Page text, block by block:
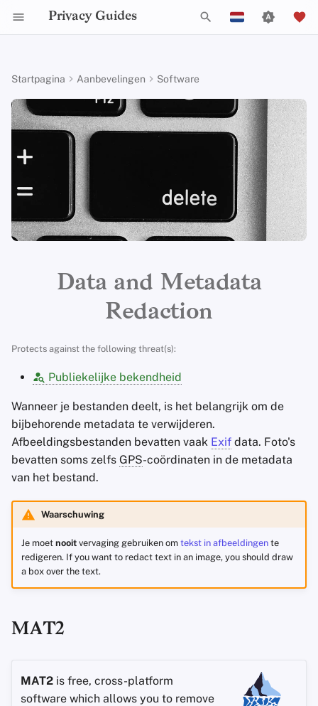
Privacy Guides
o
e
k
n
l
s
e
r
e
Español
Français
עִברִית
Nederlands
中文 (繁體)
中文 (繁體，台灣)
Waarom privacy
belangrijk is
Dreigingsmodellering
Veel voorkomende
bedreigingen
Veel voorkomende
Account Creation
Accountverwijdering
Technologie Essenties
Introduction to
Passwords
Multifactor-
Choosing Your
E-mail Beveiliging
Onderwerpen
Inleiding tot DNS
Tor Overzicht
Privé betalingen
Soorten
Besturingssystemen
Android Overview
iOS Overzicht
Linux Overzicht
macOS Overview
Qubes Overzicht
Windows
DNS Filtering
Email Servers
File Management
Tor Browser
Desktop Browsers
Mobiele browsers
Browserextensies
Cloud opslag
Data Removal Services
DNS-resolvers
Email Aliasing
Email Diensten
Financiële diensten
Photo Management
VPN-diensten
MAT2
Metadata Cleaner
ExifEraser (Android)
Shortcuts (iOS & macOS)
ExifTool (CLI)
Mobiele telefoons
Security Keys
Android Alternatieve Distributions
General Apps
Obtaining Applications
Desktop/PC
Router Firmware
Alternative Networks
Device Integrity
Activist Toolbox Check Your Laws
Choose Your Tools
Expand Your Perspective
Support The Community
Build Alliances
Make It Accessible
Uphold Integrity
Legal Resources
Data Protection
Over Privacy Guides
Donate
Teamleden
Beleidstukken
General Criteria
Donation Acceptance
Executive Policy
Privacy Policy
Notices and Disclaimers
Gemeenschap
Job Openings
Contributors
Online diensten
Gedragscode
Webverkeersstatistieken
Bijdragen
Schrijfgids
Technische gids
Startpagina Aanbevelingen Software
Data and Metadata
Redaction
Protects against the following threat(s):
Publiekelijke bekendheid
Wanneer je bestanden deelt, is het belangrijk om de
bijbehorende metadata te verwijderen.
Afbeeldingsbestanden bevatten vaak Exif data. Foto's
bevatten soms zelfs GPS-coördinaten in de metadata
van het bestand.
Waarschuwing
Je moet nooitvervaging gebruiken om tekst in afbeeldingente
redigeren. If you want to redact text in an image, you should draw
a box over the text.
MAT2
MAT2 is free, cross-platform
software which allows you to remove